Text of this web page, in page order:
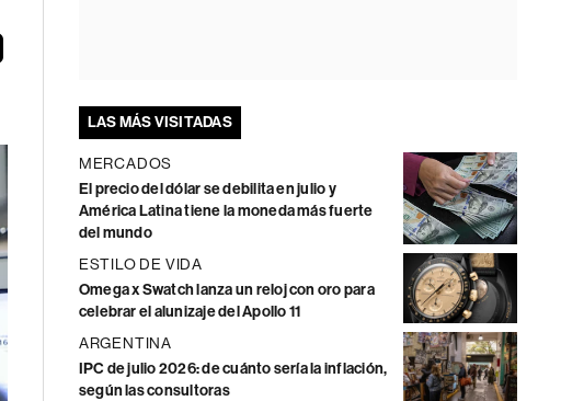
LAS MÁS VISITADAS
MERCADOS
El precio del dólar se debilita en julio y
América Latina tiene la moneda más fuerte
del mundo
ESTILO DE VIDA
Omega x Swatch lanza un reloj con oro para
celebrar el alunizaje del Apollo 11
ARGENTINA
IPC de julio 2026: de cuánto sería la inflación,
según las consultoras